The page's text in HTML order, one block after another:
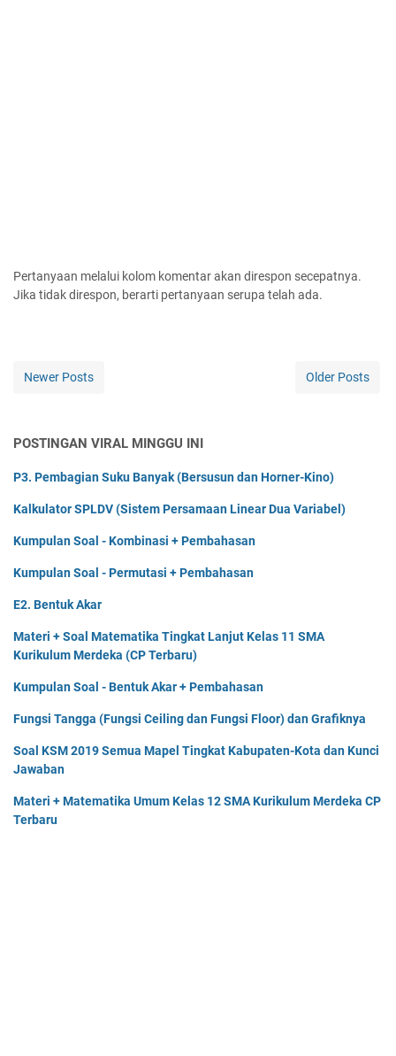
Pertanyaan melalui kolom komentar akan direspon secepatnya.
Jika tidak direspon, berarti pertanyaan serupa telah ada.
Newer Posts Older Posts
POSTINGAN VIRAL MINGGU INI
P3. Pembagian Suku Banyak (Bersusun dan Horner-Kino)
Kalkulator SPLDV (Sistem Persamaan Linear Dua Variabel)
Kumpulan Soal - Kombinasi + Pembahasan
Kumpulan Soal - Permutasi + Pembahasan
E2. Bentuk Akar
Materi + Soal Matematika Tingkat Lanjut Kelas 11 SMA
Kurikulum Merdeka (CP Terbaru)
Kumpulan Soal - Bentuk Akar + Pembahasan
Fungsi Tangga (Fungsi Ceiling dan Fungsi Floor) dan Grafiknya
Soal KSM 2019 Semua Mapel Tingkat Kabupaten-Kota dan Kunci
Jawaban
Materi + Matematika Umum Kelas 12 SMA Kurikulum Merdeka CP
Terbaru